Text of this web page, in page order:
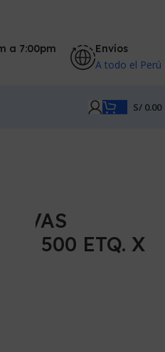
a 7:00pm Envíos
A todo el Perú
S/ 0.00
X 500 ETQ. X